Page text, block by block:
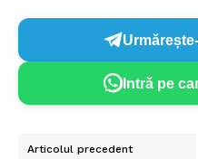
Intră pe
Articolul precedent